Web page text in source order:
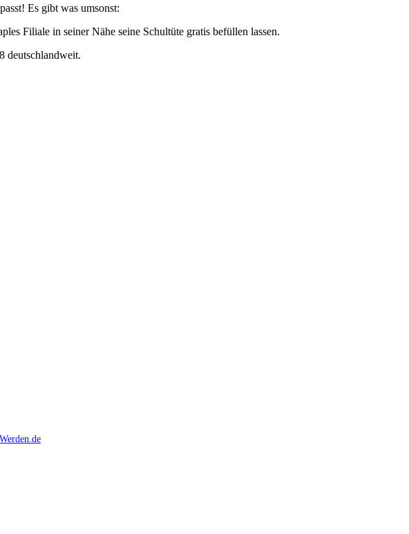
Es gibt was umsonst:
Filiale in seiner Nähe seine Schultüte gratis befüllen lassen.
deutschlandweit.